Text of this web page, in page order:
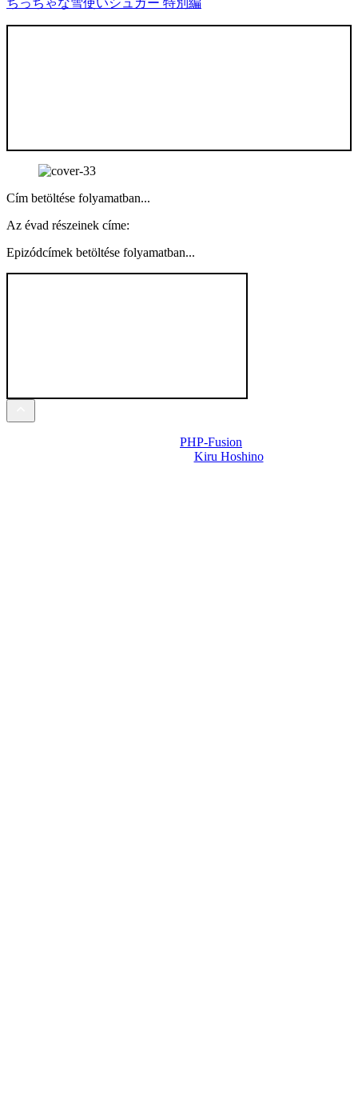
Cím betöltése folyamatban...
Az évad részeinek címe:
Epizódcímek betöltése folyamatban...
PHP-Fusion
Kiru Hoshino